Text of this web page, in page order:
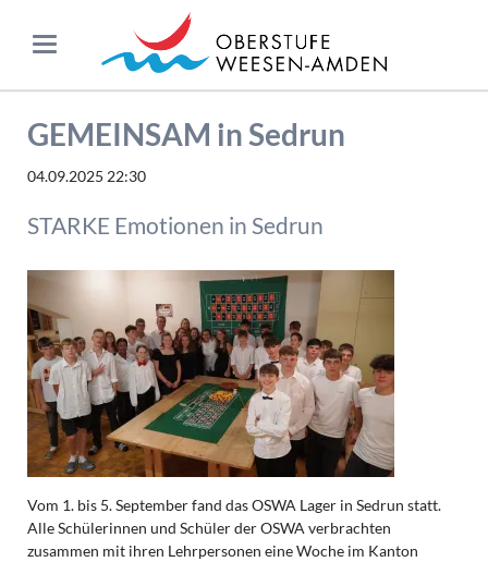
GEMEINSAM in Sedrun
04.09.2025 22:30
STARKE Emotionen in Sedrun
Vom 1. bis 5. September fand das OSWA Lager in Sedrun statt.
Alle Schülerinnen und Schüler der OSWA verbrachten
zusammen mit ihren Lehrpersonen eine Woche im Kanton